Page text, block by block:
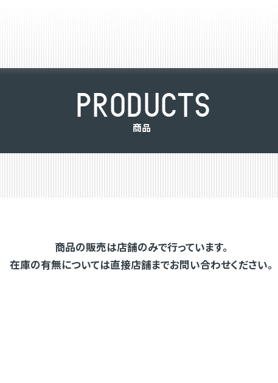
PRODUCTS
商品
商品の販売は店舗のみで行っています。
在庫の有無については直接店舗までお問い合わせください。